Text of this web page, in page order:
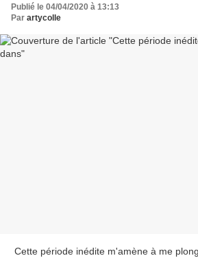
Publié le 04/04/2020 à 13:13
Par artycolle
Cette période inédite m'amène à me